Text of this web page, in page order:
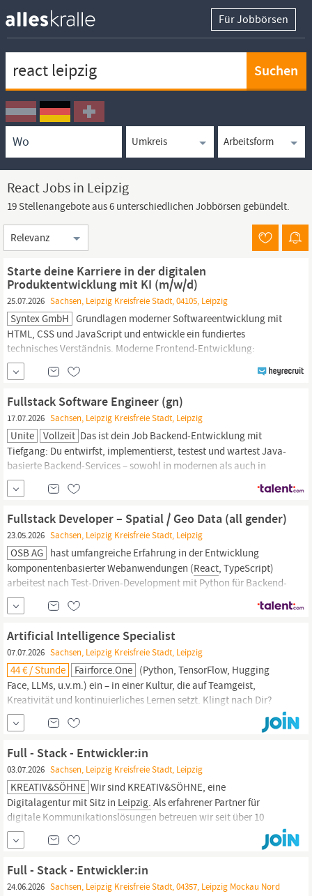
Für Jobbörsen
Ortssuche
Umkreissuche
Arbeitsform
React Jobs in Leipzig
19 Stellenangebote aus 6 unterschiedlichen Jobbörsen gebündelt.
Sortierung
Starte deine Karriere in der digitalen
Produktentwicklung mit KI (m/w/d)
25.07.2026 Sachsen, Leipzig Kreisfreie Stadt, 04105, Leipzig
Syntex GmbH Grundlagen moderner Softwareentwicklung mit
HTML, CSS und JavaScript und entwickle ein fundiertes
technisches Verständnis. Moderne Frontend-Entwicklung:
Entwickle interaktive Web-Anwendungen mit
TypeScript. Du arbeitest mit APIs, modernen
gestützte Entwicklungsprozesse: Nutze Künstliche...
Fullstack Software Engineer (gn)
17.07.2026 Sachsen, Leipzig Kreisfreie Stadt, Leipzig
Unite Vollzeit Das ist dein Job Backend-Entwicklung mit
Tiefgang: Du entwirfst, implementierst, testest und wartest Java-
basierte Backend-Services – sowohl in modernen als auch in
gewachsenen Java-Systemen. Mitgestalten im Frontend: Du
arbeitest an React-basierten
Frontend-Anwendungen, GraphQL-
Integrationen, Microfrontends und automatisierten UI-Tests mit
Playwright.
Fullstack Developer – Spatial / Geo Data (all gender)
23.05.2026 Sachsen, Leipzig Kreisfreie Stadt, Leipzig
OSB AG hast umfangreiche Erfahrung in der Entwicklung
komponentenbasierter Webanwendungen (React, TypeScript)
arbeitest nach Test-Driven-Development mit Python für Backend-
und Frontend-Entwicklung verfügst über sehr gute
Deutschkenntnisse (C1/C2) A home where people learn and thrive
Attraktive
Artificial Intelligence Specialist
07.07.2026 Sachsen, Leipzig Kreisfreie Stadt, Leipzig
44 € / Stunde Fairforce.one (Python, TensorFlow, Hugging
Face, LLMs, u.v.m.) ein – in einer Kultur, die auf Teamgeist,
Kreativität und kontinuierliches Lernen setzt. Klingt nach Dir?
Dann bewirb Dich jetzt und entwickle mit uns das nächste
Kapitel. Aufgaben Weiterentwicklung unseres
Anbindung der
Full - Stack - Entwickler:in
03.07.2026 Sachsen, Leipzig Kreisfreie Stadt, Leipzig
KREATIV&SÖHNE Wir sind KREATIV&SÖHNE, eine
Digitalagentur mit Sitz in Leipzig. Als erfahrener Partner für
digitale Kommunikationslösungen betreuen wir seit über 10
Jahren Unternehmen aller Größen und Branchen. Unser Anspruch
ist es, Ergebnisse zu liefern, die begeistern und Mehrwert schaffen.
Stack...
Full - Stack - Entwickler:in
24.06.2026 Sachsen, Leipzig Kreisfreie Stadt, 04357, Leipzig Mockau Nord